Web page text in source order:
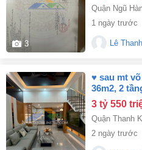
3
Quận Ngũ
1 ngày trước
Lê Thanh
♥ sau mt võ văn tần, cạnh aeonmall,
36m2, 2
3 tỷ 550
Quận Thanh
2 ngày trước